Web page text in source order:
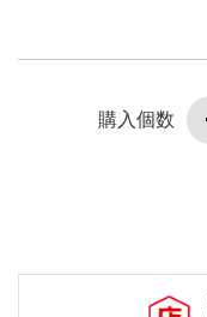
購入個数